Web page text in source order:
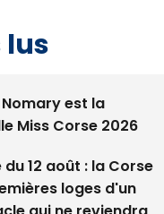
Miss Corse 2026